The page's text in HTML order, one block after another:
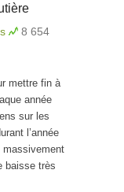
8 654
mettre fin à
année
sur les
l’année
massivement
baisse très